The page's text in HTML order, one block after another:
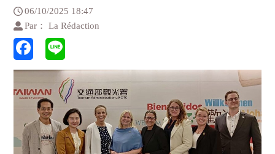
06/10/2025 18:47
Par： La Rédaction